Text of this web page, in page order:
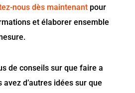
nous dès maintenantpour
et élaborer ensemble
de conseils sur que faire a
avez d’autres idées sur que